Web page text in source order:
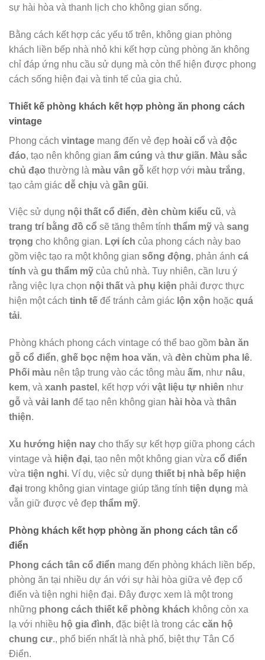
sự hài hòa và thanh lịch cho không gian sống.​
Bằng cách kết hợp các yếu tố trên, không gian phòng
khách liền bếp nhà nhỏ khi kết hợp cùng phòng ăn không
chỉ đáp ứng nhu cầu sử dụng mà còn thể hiện được phong
cách sống hiện đại và tinh tế của gia chủ.
Thiết kế phòng khách kết hợp phòng ăn phong cách
vintage
Phong cách vintage mang đến vẻ đẹp hoài cổ và độc
đáo, tạo nên không gian ấm cúng và thư giãn. Màu sắc
chủ đạo thường là màu vân gỗ kết hợp với màu trắng,
tạo cảm giác dễ chịu và gần gũi.
Việc sử dụng nội thất cổ điển, đèn chùm kiểu cũ, và
trang trí bằng đồ cổ sẽ tăng thêm tính thẩm mỹ và sang
trọng cho không gian. Lợi ích của phong cách này bao
gồm việc tạo ra một không gian sống động, phản ánh cá
tính và gu thẩm mỹ của chủ nhà. Tuy nhiên, cần lưu ý
rằng việc lựa chọn nội thất và phụ kiện phải được thực
hiện một cách tinh tế để tránh cảm giác lộn xộn hoặc quá
tải.​
Phòng khách phong cách vintage có thể bao gồm bàn ăn
gỗ cổ điển, ghế bọc nệm hoa văn, và đèn chùm pha lê.
Phối màu nên tập trung vào các tông màu ấm, như nâu,
kem, và xanh pastel , kết hợp với vật liệu tự nhiên như
gỗ và vải lanh để tạo nên không gian hài hòa và thân
thiện.​
Xu hướng hiện nay cho thấy sự kết hợp giữa phong cách
vintage và hiện đại, tạo nên một không gian vừa cổ điển
vừa tiện nghi. Ví dụ, việc sử dụng thiết bị nhà bếp hiện
đại trong không gian vintage giúp tăng tính tiện dụng mà
vẫn giữ được vẻ đẹp thẩm mỹ.
Phòng khách kết hợp phòng ăn phong cách tân cổ
điển
Phong cách tân cổ điển mang đến phòng khách liền bếp,
phòng ăn tại nhiều dự án với sự hài hòa giữa vẻ đẹp cổ
điển và tiện nghi hiện đại. Đây được xem là một trong
những phong cách thiết kế phòng khách không còn xa
lạ với nhiều hộ gia đình, đặc biệt là trong các căn hộ
chung cư., phổ biến nhất là nhà phố, biệt thự Tân Cổ
Điển.